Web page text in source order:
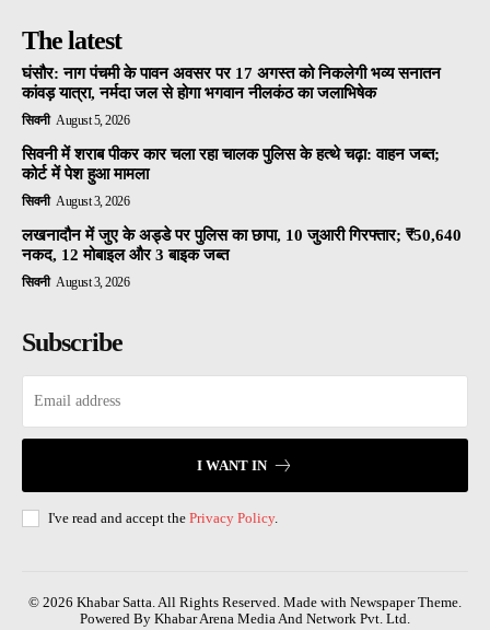
The latest
घंसौर: नाग पंचमी के पावन अवसर पर 17 अगस्त को निकलेगी भव्य सनातन
कांवड़ यात्रा, नर्मदा जल से होगा भगवान नीलकंठ का जलाभिषेक
सिवनी August 5, 2026
सिवनी में शराब पीकर कार चला रहा चालक पुलिस के हत्थे चढ़ा: वाहन जब्त;
कोर्ट में पेश हुआ मामला
सिवनी August 3, 2026
लखनादौन में जुए के अड्डे पर पुलिस का छापा, 10 जुआरी गिरफ्तार; ₹50,640
नकद, 12 मोबाइल और 3 बाइक जब्त
सिवनी August 3, 2026
Subscribe
I WANT IN
I've read and accept the Privacy Policy.
© 2026 Khabar Satta. All Rights Reserved. Made with Newspaper Theme.
Powered By Khabar Arena Media And Network Pvt. Ltd.